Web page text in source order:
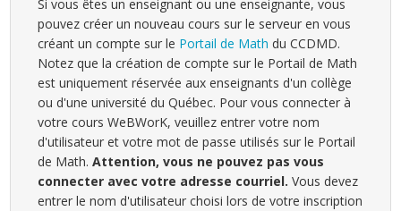
Si vous êtes un enseignant ou une enseignante, vous
pouvez créer un nouveau cours sur le serveur en vous
créant un compte sur le Portail de Math du CCDMD.
Notez que la création de compte sur le Portail de Math
est uniquement réservée aux enseignants d'un collège
ou d'une université du Québec. Pour vous connecter à
votre cours WeBWorK, veuillez entrer votre nom
d'utilisateur et votre mot de passe utilisés sur le Portail
de Math.Attention, vous ne pouvez pas vous
connecter avec votre adresse courriel. Vous devez
entrer le nom d'utilisateur choisi lors de votre inscription